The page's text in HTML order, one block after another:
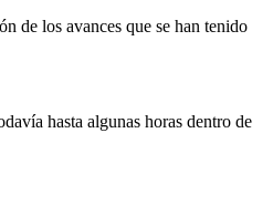
de los avances que se han tenido
hasta algunas horas dentro de